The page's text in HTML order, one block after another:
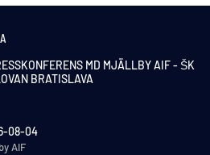
MD MJÄLLBY AIF - ŠK
BRATISLAVA
08-04
AIF